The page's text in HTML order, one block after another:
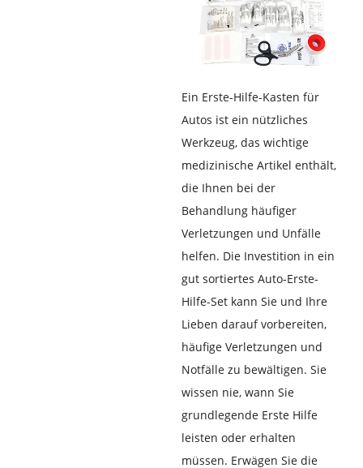
Ein Erste-Hilfe-Kasten für
Autos ist ein nützliches
Werkzeug, das wichtige
medizinische Artikel enthält,
die Ihnen bei der
Behandlung häufiger
Verletzungen und Unfälle
helfen. Die Investition in ein
gut sortiertes Auto-Erste-
Hilfe-Set kann Sie und Ihre
Lieben darauf vorbereiten,
häufige Verletzungen und
Notfälle zu bewältigen. Sie
wissen nie, wann Sie
grundlegende Erste Hilfe
leisten oder erhalten
müssen. Erwägen Sie die